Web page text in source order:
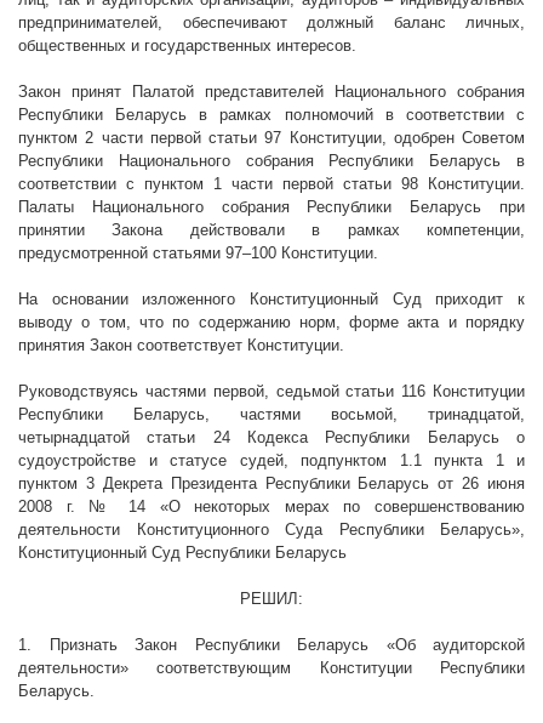
предпринимателей, обеспечивают должный баланс личных,
общественных и государственных интересов.
Закон принят Палатой представителей Национального собрания
Республики Беларусь в рамках полномочий в соответствии с
пунктом 2 части первой статьи 97 Конституции, одобрен Советом
Республики Национального собрания Республики Беларусь в
соответствии с пунктом 1 части первой статьи 98 Конституции.
Палаты Национального собрания Республики Беларусь при
принятии Закона действовали в рамках компетенции,
предусмотренной статьями 97–100 Конституции.
На основании изложенного Конституционный Суд приходит к
выводу о том, что по содержанию норм, форме акта и порядку
принятия Закон соответствует Конституции.
Руководствуясь частями первой, седьмой статьи 116 Конституции
Республики Беларусь, частями восьмой, тринадцатой,
четырнадцатой статьи 24 Кодекса Республики Беларусь о
судоустройстве и статусе судей, подпунктом 1.1 пункта 1 и
пунктом 3 Декрета Президента Республики Беларусь от 26 июня
2008 г. № 14 «О некоторых мерах по совершенствованию
деятельности Конституционного Суда Республики Беларусь»,
Конституционный Суд Республики Беларусь
РЕШИЛ:
1. Признать Закон Республики Беларусь «Об аудиторской
деятельности»соответствующим Конституции Республики
Беларусь.